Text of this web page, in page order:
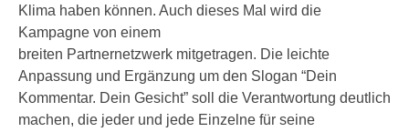
Klima haben können. Auch dieses Mal wird die
Kampagne von einem
breiten Partnernetzwerk mitgetragen. Die leichte
Anpassung und Ergänzung um den Slogan “Dein
Kommentar. Dein Gesicht” soll die Verantwortung deutlich
machen, die jeder und jede Einzelne für seine